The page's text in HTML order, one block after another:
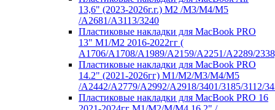
13,6" (2023-2026г.г.) M2 /M3/M4/M5
/A2681/A3113/3240
Пластиковые накладки для MacBook PRO
13" M1/M2 2016-2022гг (
А1706/A1708/A1989/A2159/A2251/A2289/
Пластиковые накладки для MacBook PRO
14.2" (2021-2026гг) M1/M2/M3/M4/M5
/A2442/A2779/A2992/A2918/3401/3185/3112/
Пластиковые накладки для MacBook PRO 16